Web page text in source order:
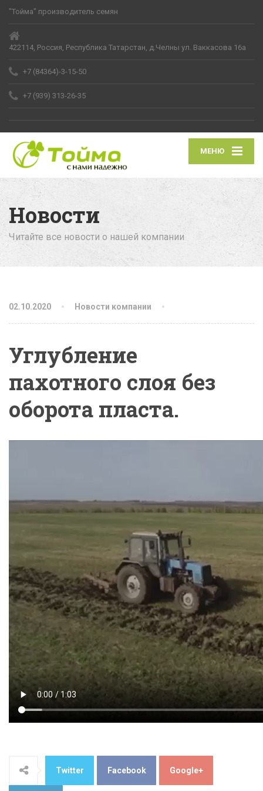
"Тойма" производитель семян
422114, Россия, Республика Татарстан, д.Челны ул. Ваккасова 16а
+7 (84364)-3-15-50
+7 (939) 313-26-35
МЕНЮ
Новости
Читайте все новости о нашей компании
02.10.2020 Новости компании
Углубление
пахотного слоя без
оборота пласта.
Twitter Facebook Google+